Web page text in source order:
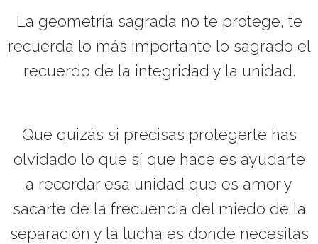
La geometría sagrada no te protege, te
recuerda lo más importante lo sagrado el
recuerdo de la integridad y la unidad.
Que quizás si precisas protegerte has
olvidado lo que sí que hace es ayudarte
a recordar esa unidad que es amor y
sacarte de la frecuencia del miedo de la
separación y la lucha es donde necesitas